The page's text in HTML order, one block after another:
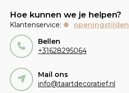
Hoe kunnen we je helpen?
Klantenservice:
openingstijden
Bellen
+31628295064
Mail ons
info@taartdecoratief.nl